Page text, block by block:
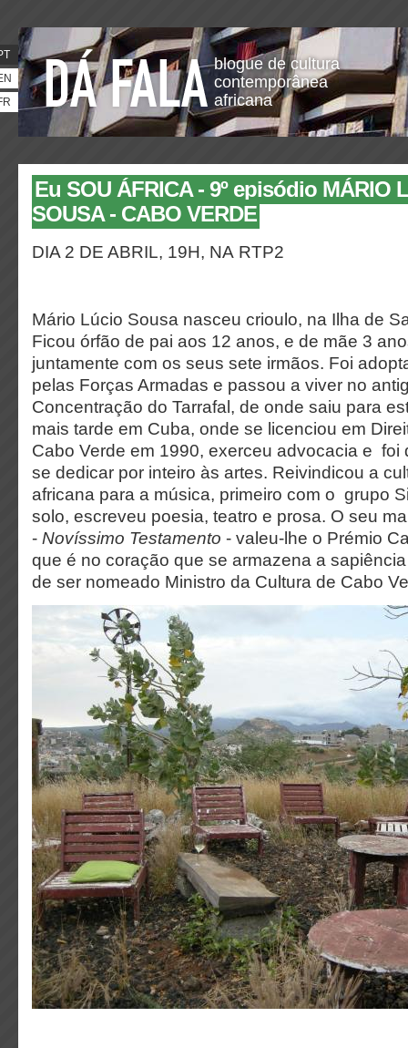
blogue de cultura
contemporânea
africana
Eu SOU ÁFRICA - 9º episódio MÁRIO
SOUSA - CABO VERDE
DIA 2 DE ABRIL, 19H, NA RTP2
Mário Lúcio Sousa nasceu crioulo, na Ilha de
Ficou órfão de pai aos 12 anos, e de mãe 3
juntamente com os seus sete irmãos. Foi
pelas Forças Armadas e passou a viver no
Concentração do Tarrafal, de onde saiu para
mais tarde em Cuba, onde se licenciou em
Cabo Verde em 1990, exerceu advocacia e foi
se dedicar por inteiro às artes. Reivindicou a
africana para a música, primeiro com o grupo
solo, escreveu poesia, teatro e prosa. O seu
- Novíssimo Testamento - valeu-lhe o Prémio
que é no coração que se armazena a
de ser nomeado Ministro da Cultura de Cabo